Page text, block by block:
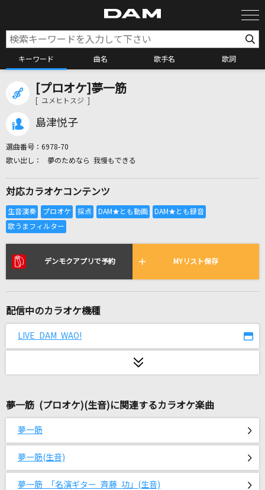
キーワード 曲名 歌手名 歌詞
カラオケ検索
全国りれき
リアルタイムで歌われている曲の一覧
[プロオケ]シングルベッド
Blooming Days
加賀美茉莉
YUI
Kiss and Cry
タペストリー
[プロオケ]夢一筋
[ ユメヒトスジ ]
島津悦子
選曲番号： 6978-70
夢のためなら 我慢もできる
対応カラオケコンテンツ
デンモクアプリで予約 MYリスト保存
配信中のカラオケ機種
LIVE DAM WAO!
夢一筋 (プロオケ)(生音)に関連するカラオケ楽曲
夢一筋
夢一筋(生音)
夢一筋 「名演ギター 斉藤 功」(生音)